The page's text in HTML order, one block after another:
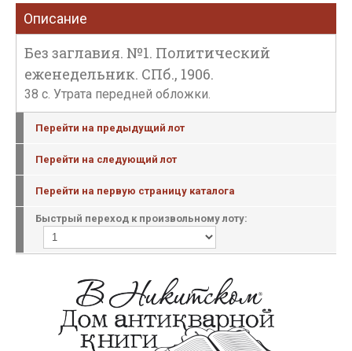
Описание
Без заглавия. №1. Политический
еженедельник. СПб., 1906.
38 с. Утрата передней обложки.
Перейти на предыдущий лот
Перейти на следующий лот
Перейти на первую страницу каталога
Быстрый переход к произвольному лоту: